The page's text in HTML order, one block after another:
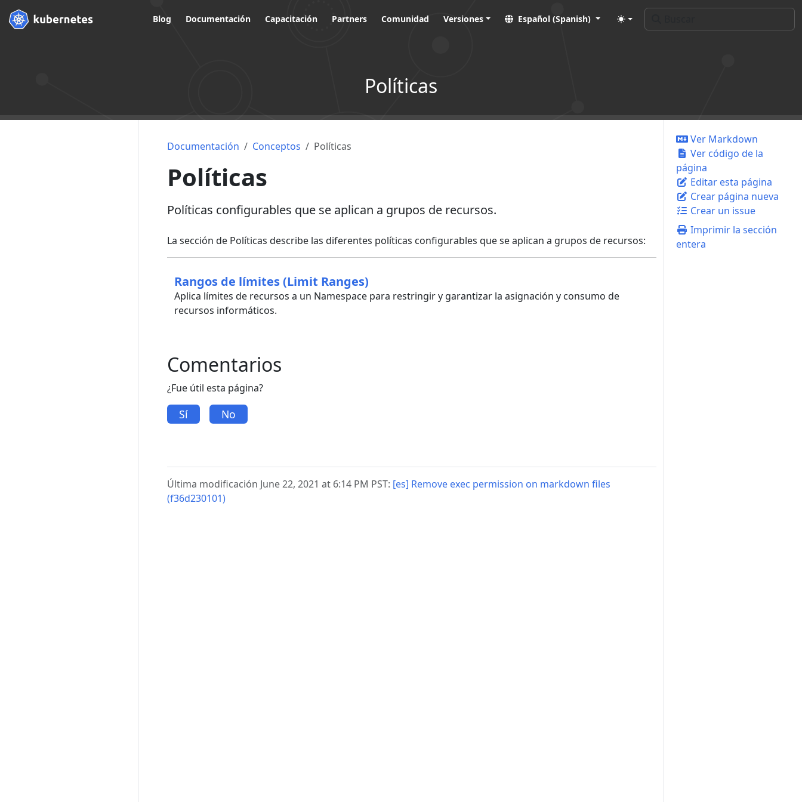
Blog Documentación Capacitación Partners Comunidad Versiones Español (Spanish)
Políticas
Ver Markdown
Ver código de la
página
Editar esta página
Crear página nueva
Crear un issue
Imprimir la sección
entera
Documentación Conceptos Políticas
Políticas
Políticas configurables que se aplican a grupos de recursos.
La sección de Políticas describe las diferentes políticas configurables que se aplican a grupos de recursos:
Rangos de límites (Limit Ranges)
Aplica límites de recursos a un Namespace para restringir y garantizar la asignación y consumo de
recursos informáticos.
Comentarios
¿Fue útil esta página?
Sí No
Última modificación June 22, 2021 at 6:14 PM PST: [es] Remove exec permission on markdown files
(f36d230101)